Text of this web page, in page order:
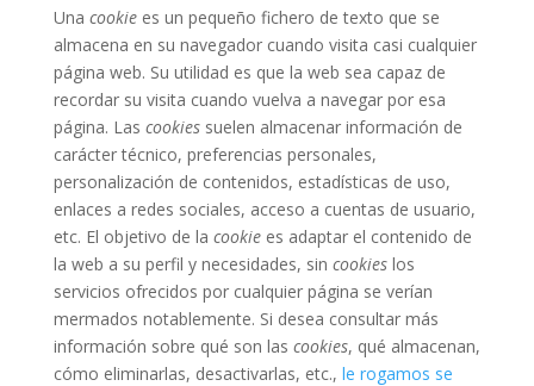
Una cookiees un pequeño fichero de texto que se
almacena en su navegador cuando visita casi cualquier
página web. Su utilidad es que la web sea capaz de
recordar su visita cuando vuelva a navegar por esa
página. Las cookiessuelen almacenar información de
carácter técnico, preferencias personales,
personalización de contenidos, estadísticas de uso,
enlaces a redes sociales, acceso a cuentas de usuario,
etc. El objetivo de la cookiees adaptar el contenido de
la web a su perfil y necesidades, sin cookieslos
servicios ofrecidos por cualquier página se verían
mermados notablemente. Si desea consultar más
información sobre qué son las cookies, qué almacenan,
cómo eliminarlas, desactivarlas, etc., le rogamos se